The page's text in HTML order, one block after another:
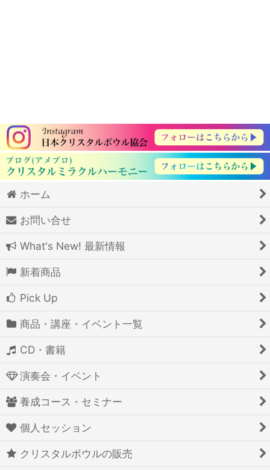
ホーム
お問い合せ
What's New! 最新情報
新着商品
Pick Up
商品・講座・イベント一覧
CD・書籍
演奏会・イベント
養成コース・セミナー
個人セッション
クリスタルボウルの販売